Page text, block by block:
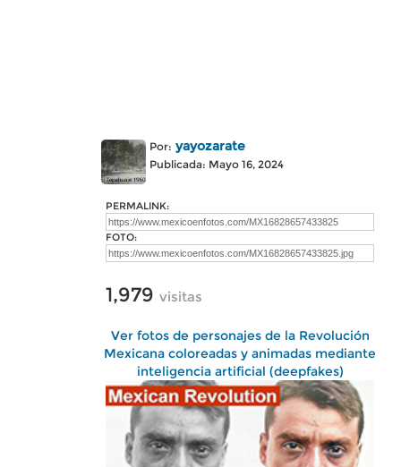
Por: yayozarate
Publicada: Mayo 16, 2024
PERMALINK:
FOTO:
1,979 visitas
Ver fotos de personajes de la Revolución
Mexicana coloreadas y animadas mediante
inteligencia artificial (deepfakes)